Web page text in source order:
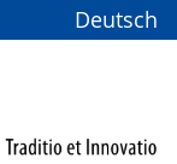
Deutsch